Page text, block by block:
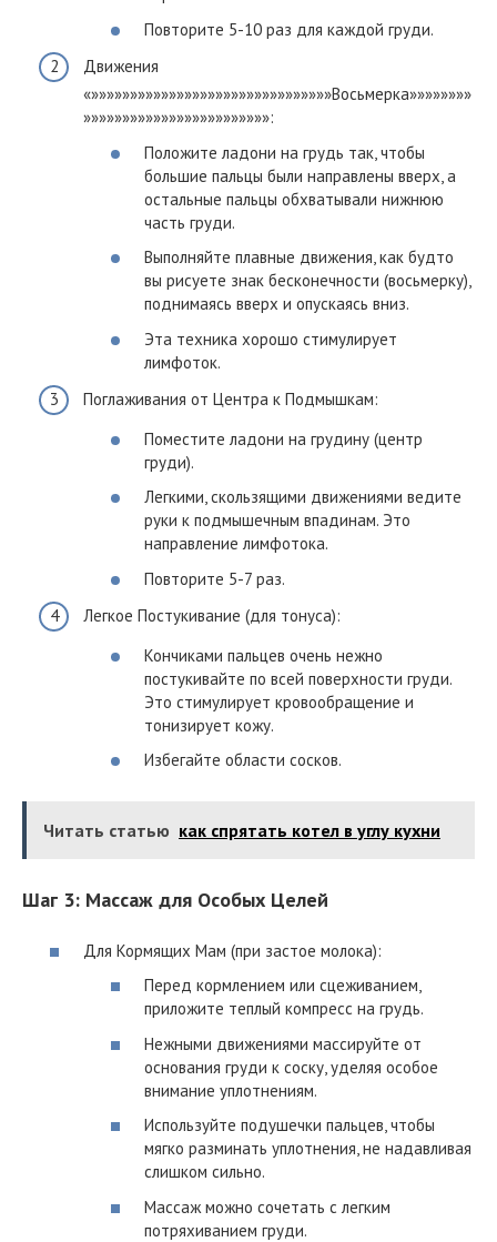
Повторите 5-10 раз для каждой груди.
Движения
«»»»»»»»»»»»»»»»»»»»»»»»»»»»»»»»Восьмерка»»»»»»»»
»»»»»»»»»»»»»»»»»»»»»»»»:
Положите ладони на грудь так, чтобы
большие пальцы были направлены вверх, а
остальные пальцы обхватывали нижнюю
часть груди.
Выполняйте плавные движения, как будто
вы рисуете знак бесконечности (восьмерку),
поднимаясь вверх и опускаясь вниз.
Эта техника хорошо стимулирует
лимфоток.
Поглаживания от Центра к Подмышкам:
Поместите ладони на грудину (центр
груди).
Легкими, скользящими движениями ведите
руки к подмышечным впадинам. Это
направление лимфотока.
Повторите 5-7 раз.
Легкое Постукивание (для тонуса):
Кончиками пальцев очень нежно
постукивайте по всей поверхности груди.
Это стимулирует кровообращение и
тонизирует кожу.
Избегайте области сосков.
Читать статью как спрятать котел в углу кухни
Шаг 3: Массаж для Особых Целей
Для Кормящих Мам (при застое молока):
Перед кормлением или сцеживанием,
приложите теплый компресс на грудь.
Нежными движениями массируйте от
основания груди к соску, уделяя особое
внимание уплотнениям.
Используйте подушечки пальцев, чтобы
мягко разминать уплотнения, не надавливая
слишком сильно.
Массаж можно сочетать с легким
потряхиванием груди.